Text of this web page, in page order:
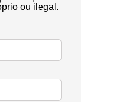
ou ilegal.